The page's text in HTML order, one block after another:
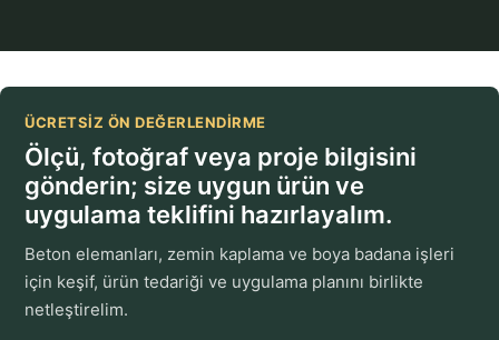
ÜCRETSIZ ÖN DEĞERLENDIRME
Ölçü, fotoğraf veya proje bilgisini
gönderin; size uygun ürün ve
uygulama teklifini hazırlayalım.
Beton elemanları, zemin kaplama ve boya badana işleri
için keşif, ürün tedariği ve uygulama planını birlikte
netleştirelim.